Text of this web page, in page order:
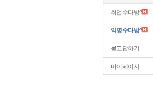
취업수다방
익명수다방
묻고답하기
마이페이지